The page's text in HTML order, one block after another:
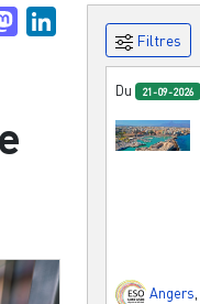
MastodonLinkedIn
Filtres
Du 21-09-2026
Angers